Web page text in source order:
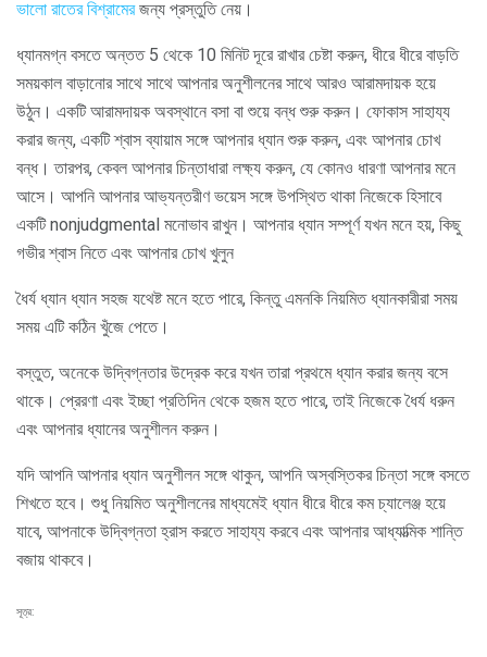
ভালো রাতের বিশ্রামেরজন্য প্রস্তুতি নেয়।
ধ্যানমগ্ন বসতে অন্তত 5 থেকে 10 মিনিট দূরে রাখার চেষ্টা করুন, ধীরে ধীরে বাড়তি
সময়কাল বাড়ানোর সাথে সাথে আপনার অনুশীলনের সাথে আরও আরামদায়ক হয়ে
উঠুন। একটি আরামদায়ক অবস্থানে বসা বা শুয়ে বন্ধ শুরু করুন। ফোকাস সাহায্য
করার জন্য, একটি শ্বাস ব্যায়াম সঙ্গে আপনার ধ্যান শুরু করুন, এবং আপনার চোখ
বন্ধ। তারপর, কেবল আপনার চিন্তাধারা লক্ষ্য করুন, যে কোনও ধারণা আপনার মনে
আসে। আপনি আপনার আভ্যন্তরীণ ভয়েস সঙ্গে উপস্থিত থাকা নিজেকে হিসাবে
একটি nonjudgmental মনোভাব রাখুন। আপনার ধ্যান সম্পূর্ণ যখন মনে হয়, কিছু
গভীর শ্বাস নিতে এবং আপনার চোখ খুলুন
ধৈর্য ধ্যান ধ্যান সহজ যথেষ্ট মনে হতে পারে, কিন্তু এমনকি নিয়মিত ধ্যানকারীরা সময়
সময় এটি কঠিন খুঁজে পেতে।
বস্তুত, অনেকে উদ্বিগ্নতার উদ্রেক করে যখন তারা প্রথমে ধ্যান করার জন্য বসে
থাকে। প্রেরণা এবং ইচ্ছা প্রতিদিন থেকে হজম হতে পারে, তাই নিজেকে ধৈর্য ধরুন
এবং আপনার ধ্যানের অনুশীলন করুন।
যদি আপনি আপনার ধ্যান অনুশীলন সঙ্গে থাকুন, আপনি অস্বস্তিকর চিন্তা সঙ্গে বসতে
শিখতে হবে। শুধু নিয়মিত অনুশীলনের মাধ্যমেই ধ্যান ধীরে ধীরে কম চ্যালেঞ্জ হয়ে
যাবে, আপনাকে উদ্বিগ্নতা হ্রাস করতে সাহায্য করবে এবং আপনার আধ্যাত্মিক শান্তি
বজায় থাকবে।
সূত্র: